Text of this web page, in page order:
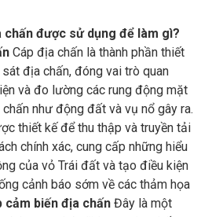
chấn được sử dụng để làm gì?
Cáp địa chấn là thành phần thiết
địa chấn, đóng vai trò quan
và đo lường các rung động mặt
như động đất và vụ nổ gây ra.
thiết kế để thu thập và truyền tải
chính xác, cung cấp những hiểu
của vỏ Trái đất và tạo điều kiện
cảnh báo sớm về các thảm họa
cảm biến địa chấnĐây là một